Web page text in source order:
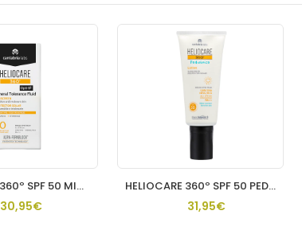
HELIOCARE 360º SPF 50 MINERAL TOLERANCE FLUID PROTECTOR SOLA
30,95€
HELIOCARE 360º SPF 50 PEDIATRICS LOTION PROTECTOR SOLAR 200
31,95€